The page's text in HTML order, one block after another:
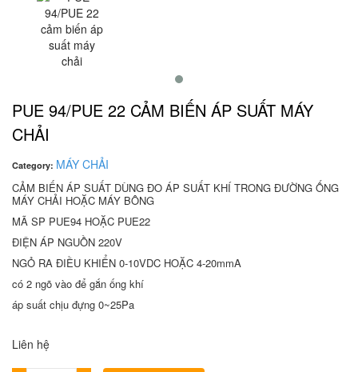
PUE 94/PUE 22 CẢM BIẾN ÁP SUẤT MÁY
CHẢI
Category: MÁY CHẢI
CẢM BIẾN ÁP SUẤT DÙNG ĐO ÁP SUẤT KHÍ TRONG ĐƯỜNG ỐNG
MÁY CHẢI HOẶC MÁY BÔNG
MÃ SP PUE94 HOẶC PUE22
ĐIỆN ÁP NGUỒN 220V
NGỎ RA ĐIỀU KHIỂN 0-10VDC HOẶC 4-20mmA
có 2 ngõ vào để gắn ống khí
áp suất chịu đựng 0~25Pa
Liên hệ